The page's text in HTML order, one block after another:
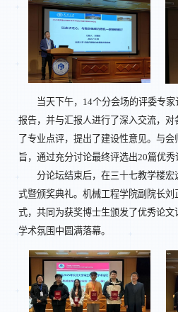
当天下午，14个分会场的评委专
报告，并与汇报人进行了深入交流，
了专业点评，提出了建设性意见。与
旨，通过充分讨论最终评选出20篇优秀
分论坛结束后，在三十七教学楼
式暨颁奖典礼。机械工程学院副院长
式，共同为获奖博士生颁发了优秀论
学术氛围中圆满落幕。